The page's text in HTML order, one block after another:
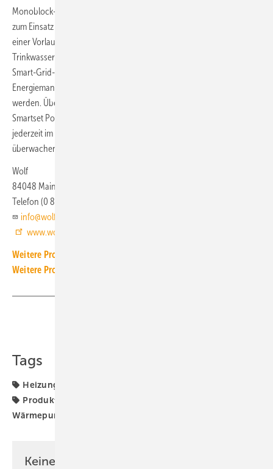
Monoblock-Wärmepumpe ohne Heizstab verfügbar, beispielsweise
zum Einsatz in großen Kaskadenanlagen für Mehrfamilienhäuser. Mit
einer Vorlauftemperatur von bis zu 70 °C kann sie die
Trinkwassererwärmung im reinen Verdichterbetrieb übernehmen.
Smart-Grid-ready kann die CHA-20/24 in ein integriertes
Energiemanagement inklusive Eigenverbrauchsoptimierung integriert
werden. Über das Schnittstellen-Modul „Wolf Link home“ und das
Smartset Portal haben Eigentümer und Fachhandwerker die Anlage
jederzeit im Blick und können sie per App oder am PC steuern bzw.
überwachen.
Wolf
84048 Mainburg
Telefon (0 87 51) 7 40
info@wolf.eu
www.wolf.eu
Weitere Produkt-Meldungen zum Thema Wärmeerzeugung
Weitere Produkt-Meldungen zum Thema Wärmepumpe
Tags
Heizungs-Wärmepumpe
Produkte
Wärmepumpe
Keine Zeit? Kein Problem mit dem